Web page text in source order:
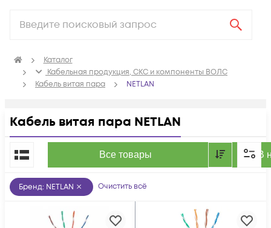
Каталог
Кабельная продукция, СКС и компоненты ВОЛС
Кабель витая пара
NETLAN
Кабель витая пара NETLAN
Все товары В
По популярности
Бренд: NETLAN Очистить всё